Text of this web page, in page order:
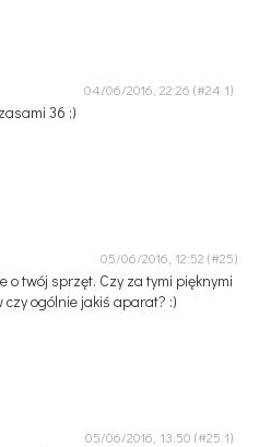
04/06/2016, 22:26
36 ;)
05/06/2016, 12:52
o twój sprzęt. Czy za tymi pięknymi
czy ogólnie jakiś aparat? :)
05/06/2016, 13:50